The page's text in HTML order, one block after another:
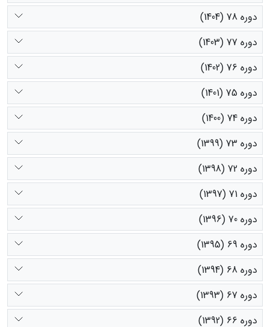
دوره 78 (1404)
دوره 77 (1403)
دوره 76 (1402)
دوره 75 (1401)
دوره 74 (1400)
دوره 73 (1399)
دوره 72 (1398)
دوره 71 (1397)
دوره 70 (1396)
دوره 69 (1395)
دوره 68 (1394)
دوره 67 (1393)
دوره 66 (1392)